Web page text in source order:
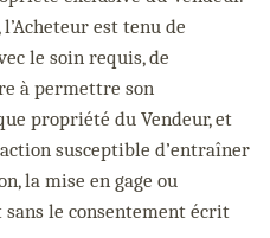
est tenu de
le soin requis, de
à permettre son
propriété du Vendeur, et
susceptible d’entraîner
la mise en gage ou
le consentement écrit